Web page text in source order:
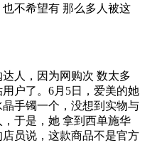
不希望有 那么多人被这
人，因为网购次 数太多
户了。6月5日，爱美的她
手镯一个，没想到实物与
于是，她 拿到西单施华
员说，这款商品不是官方